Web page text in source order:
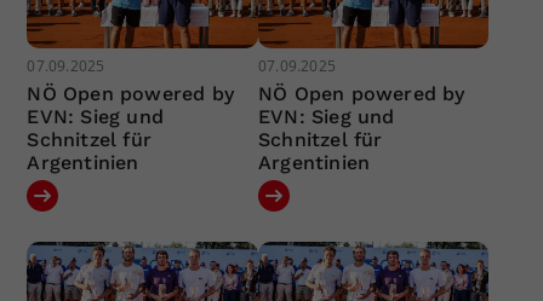
07.09.2025
NÖ Open powered by
EVN: Sieg und
Schnitzel für
Argentinien
07.09.2025
NÖ Open powered by
EVN: Sieg und
Schnitzel für
Argentinien